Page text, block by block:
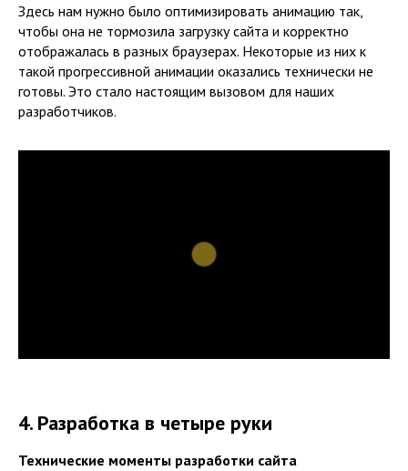
Здесь нам нужно было оптимизировать анимацию так,
чтобы она не тормозила загрузку сайта и корректно
отображалась в разных браузерах. Некоторые из них к
такой прогрессивной анимации оказались технически не
готовы. Это стало настоящим вызовом для наших
разработчиков.
4. Разработка в четыре руки
Технические моменты разработки сайта